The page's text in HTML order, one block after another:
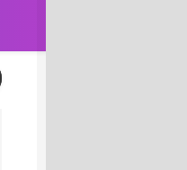
dari Kemensos RI